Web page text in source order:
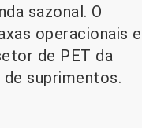
sazonal. O
operacionais e
de PET da
suprimentos.